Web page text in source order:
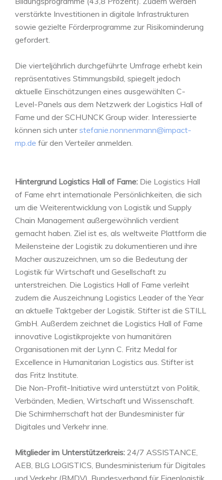
verstärkte Investitionen in digitale Infrastrukturen
sowie gezielte Förderprogramme zur Risikominderung
gefordert.
Die vierteljährlich durchgeführte Umfrage erhebt kein
repräsentatives Stimmungsbild, spiegelt jedoch
aktuelle Einschätzungen eines ausgewählten C-
Level-Panels aus dem Netzwerk der Logistics Hall of
Fame und der SCHUNCK Group wider. Interessierte
können sich unterstefanie.nonnenmann@impact-
mp.de für den Verteiler anmelden.
Hintergrund Logistics Hall of Fame: Die Logistics Hall
of Fame ehrt internationale Persönlichkeiten, die sich
um die Weiterentwicklung von Logistik und Supply
Chain Management außergewöhnlich verdient
gemacht haben. Ziel ist es, als weltweite Plattform die
Meilensteine der Logistik zu dokumentieren und ihre
Macher auszuzeichnen, um so die Bedeutung der
Logistik für Wirtschaft und Gesellschaft zu
unterstreichen. Die Logistics Hall of Fame verleiht
zudem die Auszeichnung Logistics Leader of the Year
an aktuelle Taktgeber der Logistik. Stifter ist die STILL
GmbH. Außerdem zeichnet die Logistics Hall of Fame
innovative Logistikprojekte von humanitären
Organisationen mit der Lynn C. Fritz Medal for
Excellence in Humanitarian Logistics aus. Stifter ist
das Fritz Institute.
Die Non-Profit-Initiative wird unterstützt von Politik,
Verbänden, Medien, Wirtschaft und Wissenschaft.
Die Schirmherrschaft hat der Bundesminister für
Digitales und Verkehr inne.
Mitglieder im Unterstützerkreis: 24/7 ASSISTANCE,
AEB, BLG LOGISTICS, Bundesministerium für Digitales
und Verkehr (BMDV), Bundesverband für Eigenlogistik